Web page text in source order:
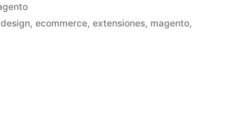
design,ecommerce,extensiones, magento,